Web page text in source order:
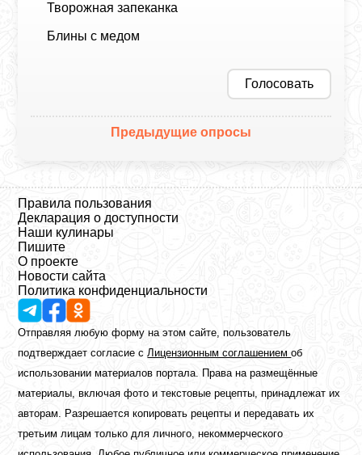
Творожная запеканка
Блины с медом
Голосовать
Предыдущие опросы
Правила пользования
Декларация о доступности
Наши кулинары
Пишите
О проекте
Новости сайта
Политика конфиденциальности
Отправляя любую форму на этом сайте, пользователь
подтверждает согласие сЛицензионным соглашениемоб
использовании материалов портала. Права на размещённые
материалы, включая фото и текстовые рецепты, принадлежат их
авторам. Разрешается копировать рецепты и передавать их
третьим лицам только для личного, некоммерческого